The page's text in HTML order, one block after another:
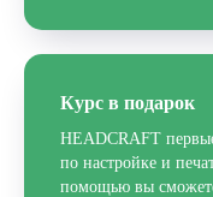
Курс в подарок
HEADCRAFT
по настройке и
помощью вы сможете